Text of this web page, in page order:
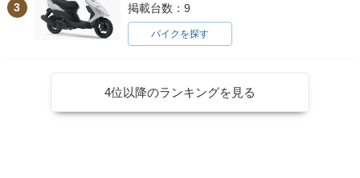
3
掲載台数：9
バイクを探す
4位以降のランキングを見る